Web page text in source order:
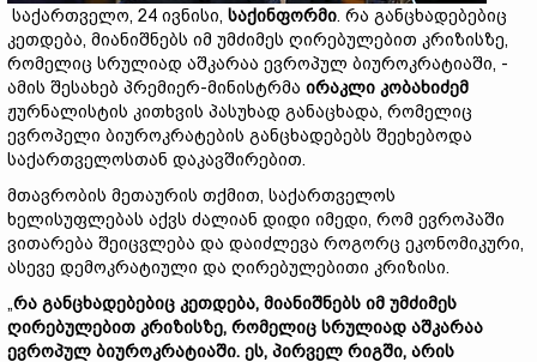
საქართველო, 24 ივნისი, საქინფორმი. რა განცხადებებიც
კეთდება, მიანიშნებს იმ უმძიმეს ღირებულებით კრიზისზე,
რომელიც სრულიად აშკარაა ევროპულ ბიუროკრატიაში, -
ამის შესახებ პრემიერ-მინისტრმა ირაკლი კობახიძემ
ჟურნალისტის კითხვის პასუხად განაცხადა, რომელიც
ევროპელი ბიუროკრატების განცხადებებს შეეხებოდა
საქართველოსთან დაკავშირებით.
მთავრობის მეთაურის თქმით, საქართველოს
ხელისუფლებას აქვს ძალიან დიდი იმედი, რომ ევროპაში
ვითარება შეიცვლება და დაიძლევა როგორც ეკონომიკური,
ასევე დემოკრატიული და ღირებულებითი კრიზისი.
„რა განცხადებებიც კეთდება, მიანიშნებს იმ უმძიმეს
ღირებულებით კრიზისზე, რომელიც სრულიად აშკარაა
ევროპულ ბიუროკრატიაში. ეს, პირველ რიგში, არის